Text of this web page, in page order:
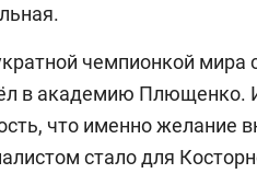
чемпионкой мира
в академию Плющенко.
что именно желание
стало для